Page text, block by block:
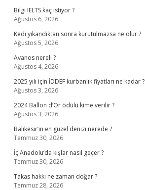
Bilgi IELTS kaç istiyor ?
Ağustos 6, 2026
Kedi yıkandıktan sonra kurutulmazsa ne olur ?
Ağustos 5, 2026
Avanos nereli ?
Ağustos 4, 2026
2025 yılı için İDDEF kurbanlık fiyatları ne kadar ?
Ağustos 3, 2026
2024 Ballon d’Or ödülü kime verilir ?
Ağustos 3, 2026
Balıkesir’in en güzel denizi nerede ?
Temmuz 30, 2026
İç Anadolu’da kışlar nasıl geçer ?
Temmuz 30, 2026
Takas hakkı ne zaman doğar ?
Temmuz 28, 2026